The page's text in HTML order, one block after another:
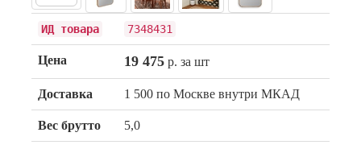
ИД товара 7348431
Цена 19 475р. за шт
Доставка 1 500 по Москве внутри МКАД
Вес брутто 5,0